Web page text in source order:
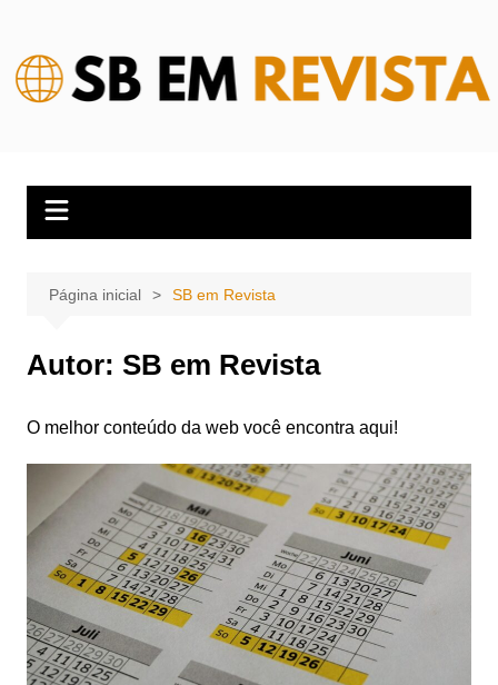
conteúdo
Página inicial SB em Revista
Autor: SB em Revista
O melhor conteúdo da web você encontra aqui!